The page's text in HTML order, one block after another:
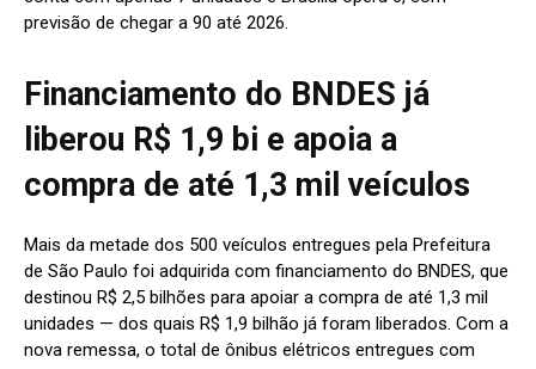
previsão de chegar a 90 até 2026.
Financiamento do BNDES já
liberou R$ 1,9 bi e apoia a
compra de até 1,3 mil veículos
Mais da metade dos 500 veículos entregues pela Prefeitura
de São Paulo foi adquirida com financiamento do BNDES, que
destinou R$ 2,5 bilhões para apoiar a compra de até 1,3 mil
unidades — dos quais R$ 1,9 bilhão já foram liberados. Com a
nova remessa, o total de ônibus elétricos entregues com